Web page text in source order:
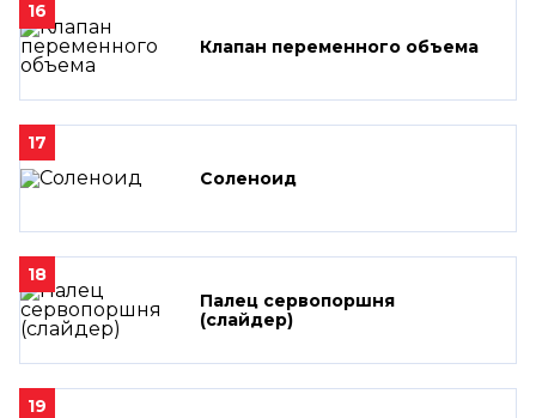
16
Клапан переменного объема
17
Соленоид
18
Палец сервопоршня
(слайдер)
19